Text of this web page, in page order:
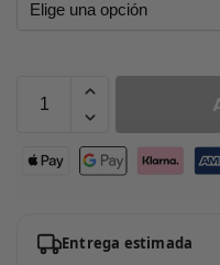
Entrega estimada